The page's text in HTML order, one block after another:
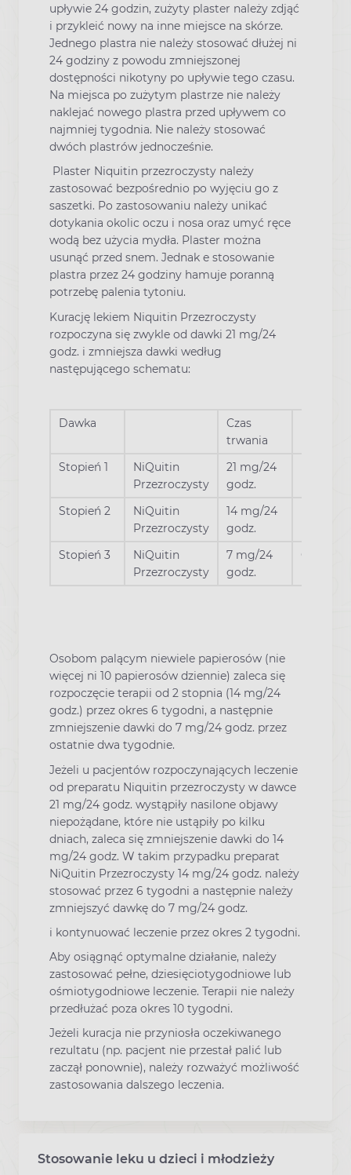
upływie 24 godzin, zużyty plaster należy zdjąć
i przykleić nowy na inne miejsce na skórze.
Jednego plastra nie należy stosować dłużej ni
24 godziny z powodu zmniejszonej
dostępności nikotyny po upływie tego czasu.
Na miejsca po zużytym plastrze nie należy
naklejać nowego plastra przed upływem co
najmniej tygodnia. Nie należy stosować
dwóch plastrów jednocześnie.
Plaster Niquitin przezroczysty należy
zastosować bezpośrednio po wyjęciu go z
saszetki. Po zastosowaniu należy unikać
dotykania okolic oczu i nosa oraz umyć ręce
wodą bez użycia mydła. Plaster można
usunąć przed snem. Jednak e stosowanie
plastra przez 24 godziny hamuje poranną
potrzebę palenia tytoniu.
Kurację lekiem Niquitin Przezroczysty
rozpoczyna się zwykle od dawki 21 mg/24
godz. i zmniejsza dawki według
następującego schematu:
Dawka
Czas
trwania
Stopień 1
NiQuitin
Przezroczysty
21 mg/24
godz.
Stopień 2
NiQuitin
Przezroczysty
14 mg/24
godz.
Stopień 3
NiQuitin
Przezroczysty
7 mg/24
godz.
Ostatnie
Osobom palącym niewiele papierosów (nie
więcej ni 10 papierosów dziennie) zaleca się
rozpoczęcie terapii od 2 stopnia (14 mg/24
godz.) przez okres 6 tygodni, a następnie
zmniejszenie dawki do 7 mg/24 godz. przez
ostatnie dwa tygodnie.
Jeżeli u pacjentów rozpoczynających leczenie
od preparatu Niquitin przezroczysty w dawce
21 mg/24 godz. wystąpiły nasilone objawy
niepożądane, które nie ustąpiły po kilku
dniach, zaleca się zmniejszenie dawki do 14
mg/24 godz. W takim przypadku preparat
NiQuitin Przezroczysty 14 mg/24 godz. należy
stosować przez 6 tygodni a następnie należy
zmniejszyć dawkę do 7 mg/24 godz.
i kontynuować leczenie przez okres 2 tygodni.
Aby osiągnąć optymalne działanie, należy
zastosować pełne, dziesięciotygodniowe lub
ośmiotygodniowe leczenie. Terapii nie należy
przedłużać poza okres 10 tygodni.
Jeżeli kuracja nie przyniosła oczekiwanego
rezultatu (np. pacjent nie przestał palić lub
zaczął ponownie), należy rozważyć możliwość
zastosowania dalszego leczenia.
Stosowanie leku u dzieci i młodzieży